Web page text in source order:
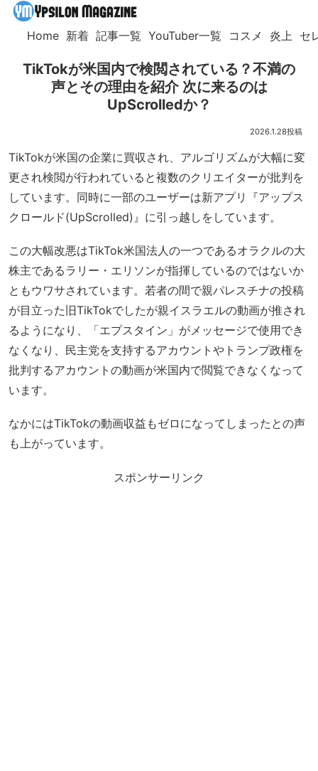
Home 新着 記事一覧 YouTuber一覧 コスメ 炎上 セ
TikTokが米国内で検閲されている？不満の
声とその理由を紹介 次に来るのは
UpScrolledか？
2026.1.28
TikTokが米国の企業に買収され、アルゴリズムが大幅に変
更され検閲が行われていると複数のクリエイターが批判を
しています。同時に一部のユーザーは新アプリ『アップス
クロールド(UpScrolled)』に引っ越しをしています。
この大幅改悪はTikTok米国法人の一つであるオラクルの大
株主であるラリー・エリソンが指揮しているのではないか
ともウワサされています。若者の間で親パレスチナの投稿
が目立った旧TikTokでしたが親イスラエルの動画が推され
るようになり、「エプスタイン」がメッセージで使用でき
なくなり、民主党を支持するアカウントやトランプ政権を
批判するアカウントの動画が米国内で閲覧できなくなって
います。
なかにはTikTokの動画収益もゼロになってしまったとの声
も上がっています。
スポンサーリンク